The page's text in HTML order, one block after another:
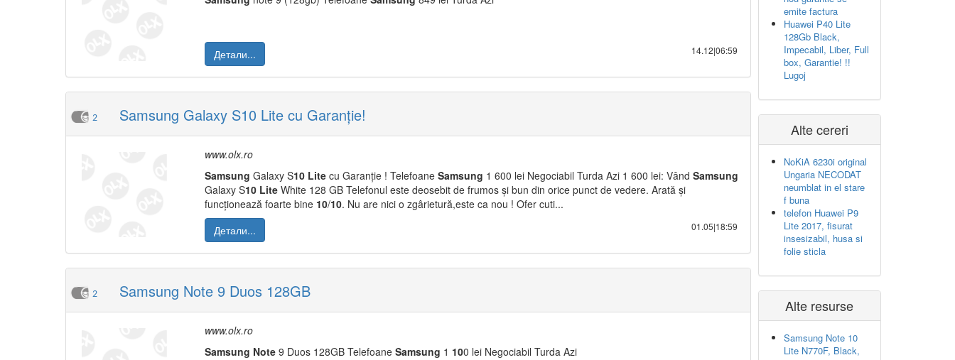
Детали... 14.12|06:59
2 Samsung Galaxy S10 Lite cu Garanție!
www.olx.ro
Samsung Galaxy S10 Lite cu Garanție ! Telefoane Samsung 1 600 lei Negociabil Turda Azi 1 600 lei: Vând Samsung
Galaxy S10 Lite White 128 GB Telefonul este deosebit de frumos și bun din orice punct de vedere. Arată și
funcționează foarte bine 10/10. Nu are nici o zgârietură,este ca nou ! Ofer cuti...
Детали...
01.05|18:59
2 Samsung Note 9 Duos 128GB
www.olx.ro
Samsung Note 9 Duos 128GB Telefoane Samsung 1 100 lei Negociabil Turda Azi
emite factura
Huawei P40 Lite
128Gb Black,
Impecabil, Liber, Full
box, Garantie! !!
Lugoj
Alte cereri
NoKiA 6230i original
Ungaria NECODAT
neumblat in el stare
f buna
telefon Huawei P9
Lite 2017, fisurat
insesizabil, husa si
folie sticla
Alte resurse
Samsung Note 10
Lite N770F, Black,